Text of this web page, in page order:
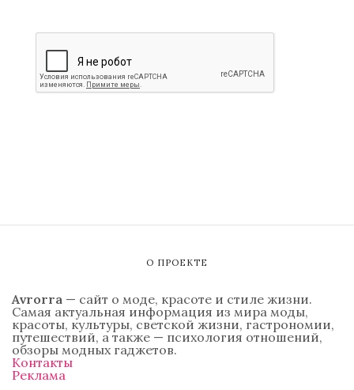
О ПРОЕКТЕ
Avrorra — сайт о моде, красоте и стиле жизни.
Самая актуальная информация из мира моды,
красоты, культуры, светской жизни, гастрономии,
путешествий, а также — психология отношений,
обзоры модных гаджетов.
Контакты
Реклама